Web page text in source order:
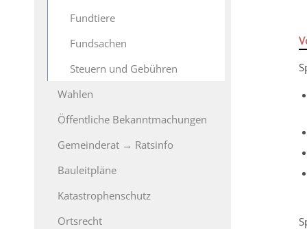
Fundtiere
Fundsachen
Steuern und Gebühren
Wahlen
Öffentliche Bekanntmachungen
Gemeinderat → Ratsinfo
Bauleitpläne
Katastrophenschutz
Ortsrecht